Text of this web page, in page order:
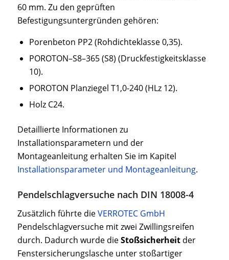
60 mm. Zu den geprüften
Befestigungsuntergründen gehören:
Porenbeton PP2 (Rohdichteklasse 0,35).
POROTON–S8–365 (S8) (Druckfestigkeitsklasse
10).
POROTON Planziegel T1,0-240 (HLz 12).
Holz C24.
Detaillierte Informationen zu
Installationsparametern und der
Montageanleitung erhalten Sie im Kapitel
Installationsparameter und Montageanleitung.
Pendelschlagversuche nach DIN 18008-4
Zusätzlich führte dieVERROTEC GmbH
Pendelschlagversuche mit zwei Zwillingsreifen
durch. Dadurch wurde dieStoßsicherheitder
Fenstersicherungslasche unter stoßartiger